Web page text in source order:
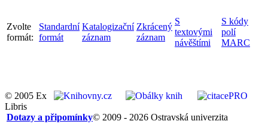
Zvolte
formát:
Standardní
formát
Katalogizační
záznam
Zkrácený
záznam
S
textovými
návěštími
S kódy
polí
MARC
© 2005 Ex
Libris
© 2009 - 2026 Ostravská univerzita
Dotazy a připomínky